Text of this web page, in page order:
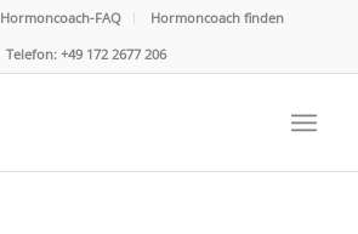
Hormoncoach-FAQ
Hormoncoach finden
Telefon: +49 172 2677 206